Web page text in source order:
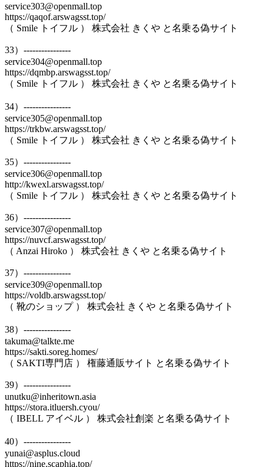
service303@openmall.top
https://qaqof.arswagsst.top/
（ Smile トイフル ） 株式会社 きくや と名乗る偽サイト
33）----------------
service304@openmall.top
https://dqmbp.arswagsst.top/
（ Smile トイフル ） 株式会社 きくや と名乗る偽サイト
34）----------------
service305@openmall.top
https://trkbw.arswagsst.top/
（ Smile トイフル ） 株式会社 きくや と名乗る偽サイト
35）----------------
service306@openmall.top
http://kwexl.arswagsst.top/
（ Smile トイフル ） 株式会社 きくや と名乗る偽サイト
36）----------------
service307@openmall.top
https://nuvcf.arswagsst.top/
（ Anzai Hiroko ） 株式会社 きくや と名乗る偽サイト
37）----------------
service309@openmall.top
https://voldb.arswagsst.top/
（ 靴のショップ ） 株式会社 きくや と名乗る偽サイト
38）----------------
takuma@talkte.me
https://sakti.soreg.homes/
（ SAKTI専門店 ） 権藤通販サイト と名乗る偽サイト
39）----------------
unutku@inheritown.asia
https://stora.itluersh.cyou/
（ IBELL アイベル ） 株式会社創楽 と名乗る偽サイト
40）----------------
yunai@asplus.cloud
https://nine.scaphia.top/